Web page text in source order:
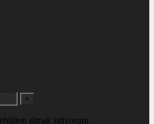
+
almak istiyorum